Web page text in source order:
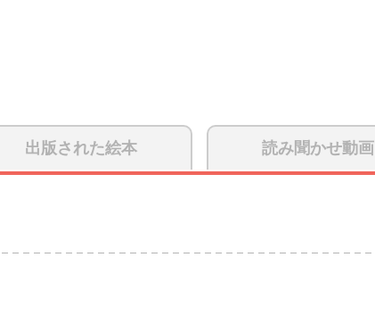
出版された絵本 読み聞かせ動画